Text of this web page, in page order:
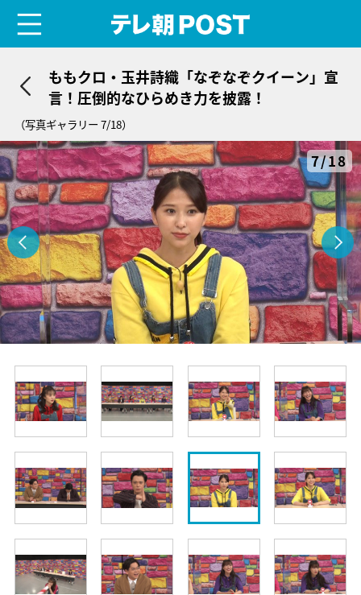
ももクロ・玉井詩織「なぞなぞクイーン」宣
言！圧倒的なひらめき力を披露！
（写真ギャラリー 7/18）
7/18